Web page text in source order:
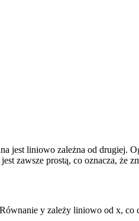
jest liniowo zależna od drugiej.
zawsze prostą, co oznacza, że
y zależy liniowo od x,